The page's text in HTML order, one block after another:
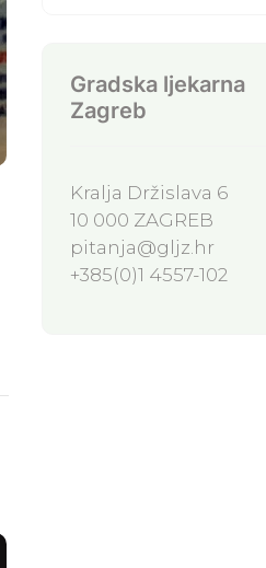
Gradska ljekarna
Zagreb
Kralja Držislava 6
10 000 ZAGREB
pitanja@gljz.hr
+385(0)1 4557-102